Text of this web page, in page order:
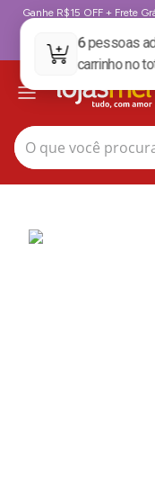
Ganhe R$15 OFF + Frete
O que você procura?